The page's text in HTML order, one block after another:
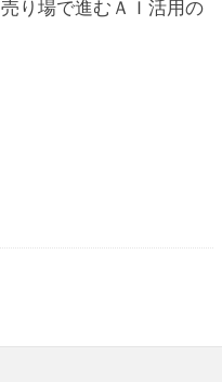
り場で進むＡＩ活用の